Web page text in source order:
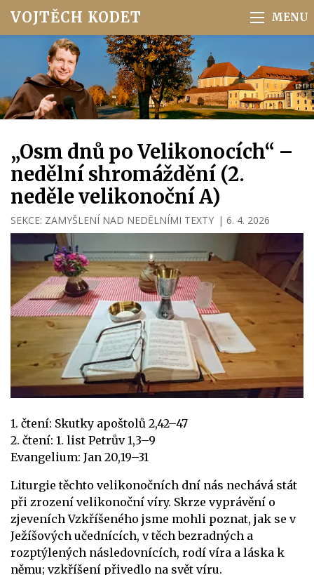
VOJTĚCH KODET
„Osm dnů po Velikonocích“ –
nedělní shromáždění (2.
neděle velikonoční A)
SEKCE: ZAMYŠLENÍ NAD NEDĚLNÍMI TEXTY | 6. 4. 2026
1. čtení: Skutky apoštolů 2,42–47
2. čtení: 1. list Petrův 1,3–9
Evangelium: Jan 20,19–31
Liturgie těchto velikonočních dní nás nechává stát
při zrození velikonoční víry. Skrze vyprávění o
zjeveních Vzkříšeného jsme mohli poznat, jak se v
Ježíšových učednících, v těch bezradných a
rozptýlených následovnících, rodí víra a láska k
němu; vzkříšení přivedlo na svět víru.